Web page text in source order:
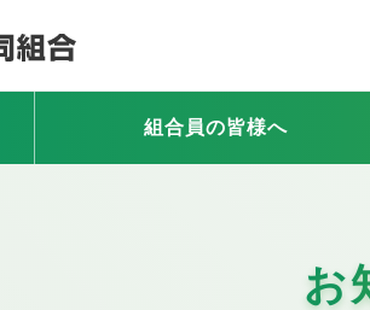
組合員の皆様へ
お